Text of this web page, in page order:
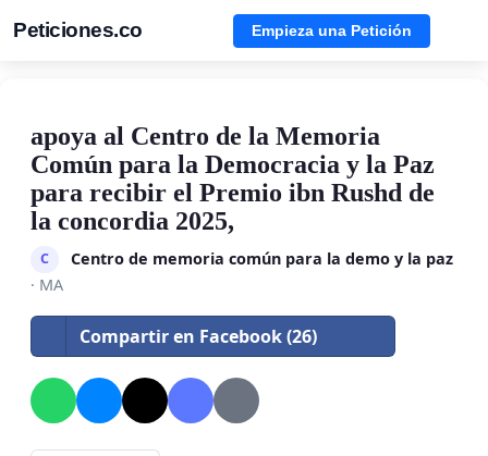
Peticiones.co Empieza una Petición
apoya al Centro de la Memoria
Común para la Democracia y la Paz
para recibir el Premio ibn Rushd de
la concordia 2025,
C
Centro de memoria común para la demo y la paz
· MA
Compartir en Facebook (26)